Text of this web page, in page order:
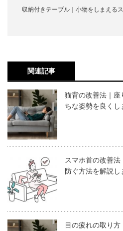
収納付きテーブル｜小物をしまえる
関連記事
猫背の改善法｜座
ちな姿勢を良く
スマホ首の改善
防ぐ方法を解説し
目の疲れの取り